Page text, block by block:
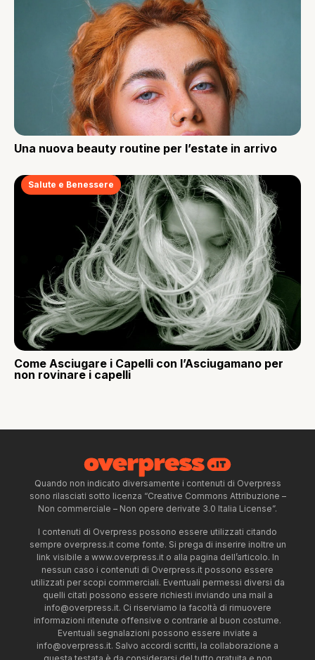
Una nuova beauty routine per l’estate in arrivo
Salute e Benessere
Come Asciugare i Capelli con l’Asciugamano per
non rovinare i capelli
Quando non indicato diversamente i contenuti di Overpress
sono rilasciati sotto licenza “Creative Commons Attribuzione –
Non commerciale – Non opere derivate 3.0 Italia License”.
I contenuti di Overpress possono essere utilizzati citando
sempre overpress.it come fonte. Si prega di inserire inoltre un
link visibile a www.overpress.it o alla pagina dell’articolo. In
nessun caso i contenuti di Overpress.it possono essere
utilizzati per scopi commerciali. Eventuali permessi diversi da
quelli citati possono essere richiesti inviando una mail a
info@overpress.it. Ci riserviamo la facoltà di rimuovere
informazioni ritenute offensive o contrarie al buon costume.
Eventuali segnalazioni possono essere inviate a
info@overpress.it. Salvo accordi scritti, la collaborazione a